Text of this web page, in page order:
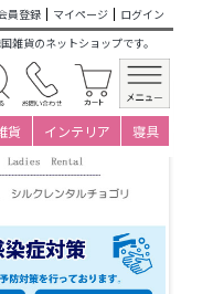
員登録 マイページ
ログイン
雑貨のネットショップです。
貨 インテリア 寝具
人用レンタル)> 一般レ
チョゴリ> o-s201c237-
84～94cm_身長+靴高